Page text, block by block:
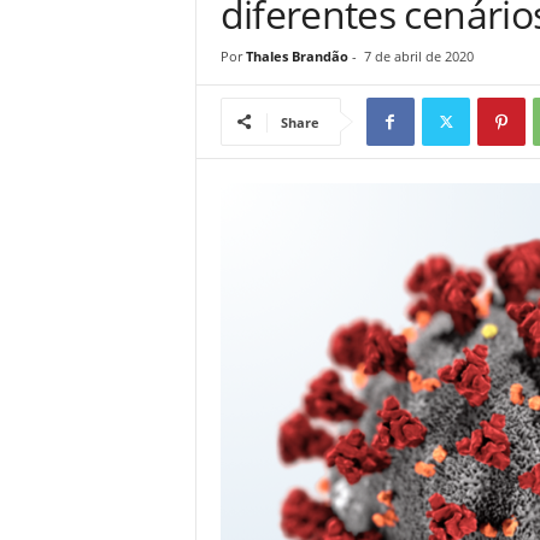
diferentes
Por Thales Brandão- 7 de abril de 2020
Share